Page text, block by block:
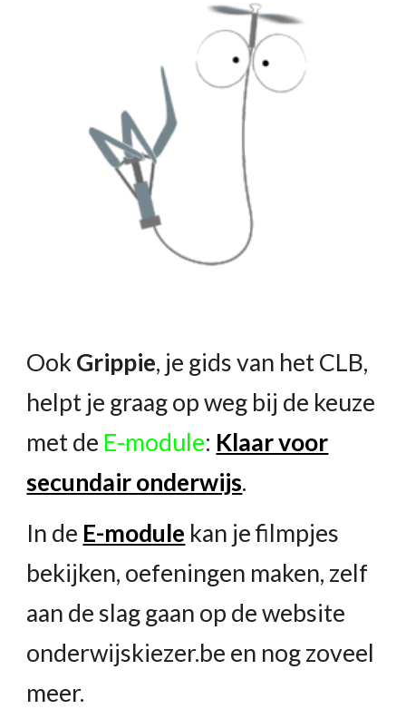
Ook Grippie, je gids van het CLB,
helpt je graag op weg bij de keuze
metde E-module: Klaar voor
secundair onderwijs.
In de E-module kan je filmpjes
bekijken, oefeningen maken, zelf
aan de slag gaan op de website
onderwijskiezer.be en nog zoveel
meer.